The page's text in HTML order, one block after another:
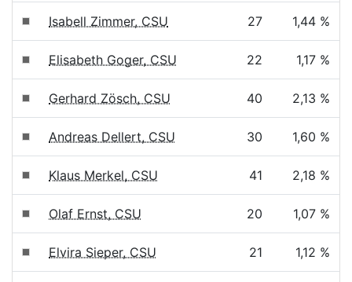
Isabell Zimmer, CSU 27 1,44 %
Elisabeth Goger, CSU 22 1,17 %
Gerhard Zösch, CSU 40 2,13 %
Andreas Dellert, CSU 30 1,60 %
Klaus Merkel, CSU 41 2,18 %
Olaf Ernst, CSU 20 1,07 %
Elvira Sieper, CSU 21 1,12 %